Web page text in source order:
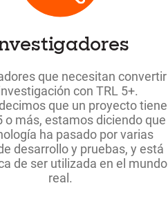
que necesitan convertir
con TRL 5+.
que un proyecto tiene
o más, estamos diciendo que
ha pasado por varias
desarrollo y pruebas, y está
de ser utilizada en el mundo
real.